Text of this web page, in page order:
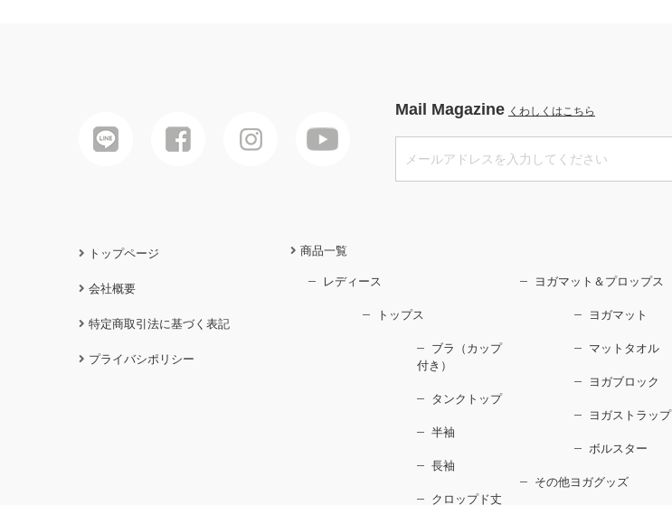
Mail Magazine くわしくはこちら
トップページ
会社概要
特定商取引法に基づく表記
プライバシポリシー
商品一覧
レディース
トップス
ブラ（カップ
付き）
タンクトップ
半袖
長袖
クロップド丈
ヨガマット＆プロップス
ヨガマット
マットタオル
ヨガブロック
ヨガストラップ
ボルスター
その他ヨガグッズ